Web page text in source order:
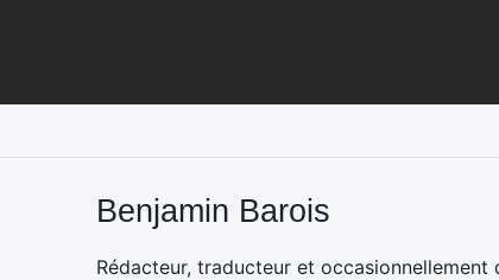
Benjamin Barois
Rédacteur, traducteur et